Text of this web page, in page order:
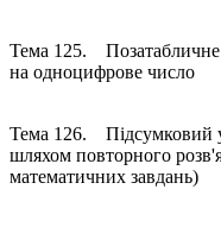
Тема 125. Позатабличне
на одноцифрове число
Тема 126. Підсумковий
шляхом повторного
математичних завдань)